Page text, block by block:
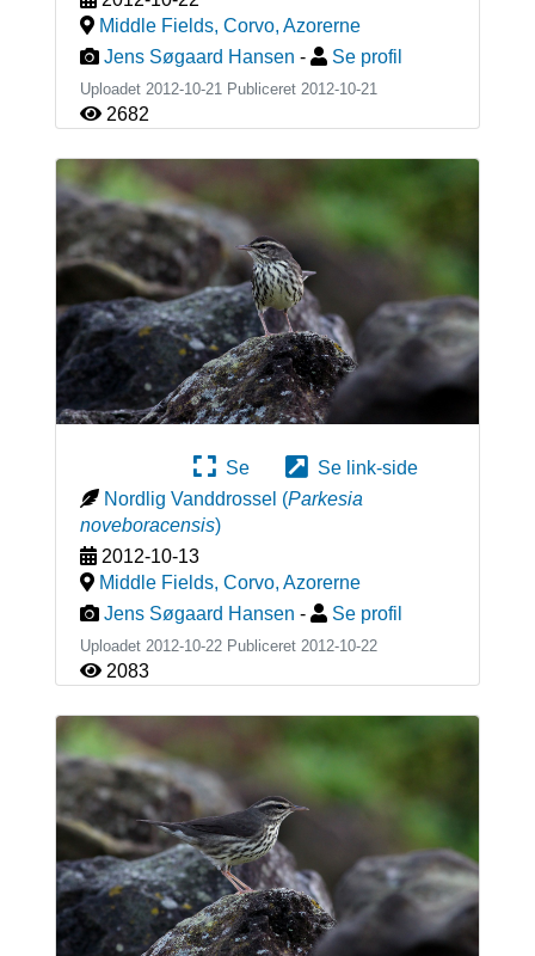
Middle Fields, Corvo, Azorerne
Jens Søgaard Hansen - Se profil
Uploadet 2012-10-21 Publiceret 2012-10-21
2682
Se
Se link-side
Nordlig Vanddrossel (Parkesia
noveboracensis)
2012-10-13
Middle Fields, Corvo, Azorerne
Jens Søgaard Hansen - Se profil
Uploadet 2012-10-22 Publiceret 2012-10-22
2083